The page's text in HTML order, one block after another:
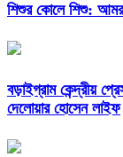
শিশুর কোলে শিশু:
বড়াইগ্রাম কেন্দ্রীয়
দেলোয়ার হোসেন লাইফ